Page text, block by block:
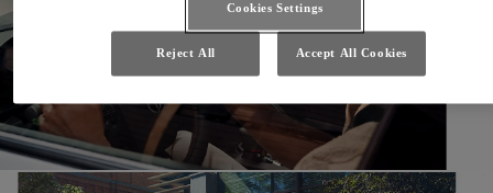
Cookies Settings
Reject All Accept All Cookies